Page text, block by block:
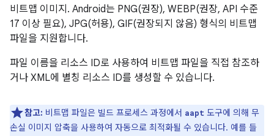
비트맵 이미지. Android는 PNG(권장), WEBP(권장, API 수준
17 이상 필요), JPG(허용), GIF(권장되지 않음) 형식의 비트맵
파일을 지원합니다.
파일 이름을 리소스 ID로 사용하여 비트맵 파일을 직접 참조하
거나 XML에 별칭 리소스 ID를 생성할 수 있습니다.
참고: 비트맵 파일은 빌드 프로세스 과정에서 aapt 도구에 의해 무
손실 이미지 압축을 사용하여 자동으로 최적화될 수 있습니다. 예를 들